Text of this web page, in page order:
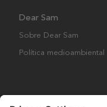
Dear Sam
Sobre Dear Sam
Política medioambiental